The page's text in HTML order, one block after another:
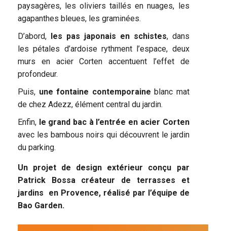
paysagères, les oliviers taillés en nuages, les
agapanthes bleues, les graminées.
D’abord, les pas japonais en schistes, dans
les pétales d’ardoise rythment l’espace, deux
murs en acier Corten accentuent l’effet de
profondeur.
Puis, une fontaine contemporaine blanc mat
de chez Adezz, élément central du jardin.
Enfin, le grand bac à l’entrée en acier Corten
avec les bambous noirs qui découvrent le jardin
du parking.
Un projet de design extérieur conçu par
Patrick Bossa créateur de terrasses et
jardins en Provence, réalisé par l’équipe de
Bao Garden.